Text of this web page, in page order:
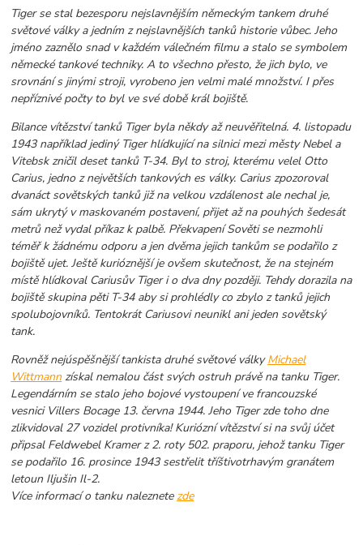
Tiger se stal bezesporu nejslavnějším německým tankem druhé
světové války a jedním z nejslavnějších tanků historie vůbec. Jeho
jméno zaznělo snad v každém válečném filmu a stalo se symbolem
německé tankové techniky. A to všechno přesto, že jich bylo, ve
srovnání s jinými stroji, vyrobeno jen velmi malé množství. I přes
nepříznivé počty to byl ve své době král bojiště.
Bilance vítězství tanků Tiger byla někdy až neuvěřitelná. 4. listopadu
1943 například jediný Tiger hlídkující na silnici mezi městy Nebel a
Vitebsk zničil deset tanků T-34. Byl to stroj, kterému velel Otto
Carius, jedno z největších tankových es války. Carius zpozoroval
dvanáct sovětských tanků již na velkou vzdálenost ale nechal je,
sám ukrytý v maskovaném postavení, přijet až na pouhých šedesát
metrů než vydal příkaz k palbě. Překvapení Sověti se nezmohli
téměř k žádnému odporu a jen dvěma jejich tankům se podařilo z
bojiště ujet. Ještě kurióznější je ovšem skutečnost, že na stejném
místě hlídkoval Cariusův Tiger i o dva dny později. Tehdy dorazila na
bojiště skupina pěti T-34 aby si prohlédly co zbylo z tanků jejich
spolubojovníků. Tentokrát Cariusovi neunikl ani jeden sovětský
tank.
Rovněž nejúspěšnější tankista druhé světové válkyMichael
Wittmannzískal nemalou část svých ostruh právě na tanku Tiger.
Legendárním se stalo jeho bojové vystoupení ve francouzské
vesnici Villers Bocage 13. června 1944. Jeho Tiger zde toho dne
zlikvidoval 27 vozidel protivníka! Kuriózní vítězství si na svůj účet
připsal Feldwebel Kramer z 2. roty 502. praporu, jehož tanku Tiger
se podařilo 16. prosince 1943 sestřelit tříštivotrhavým granátem
letoun Iljušin Il-2.
Více informací o tanku naleznetezde